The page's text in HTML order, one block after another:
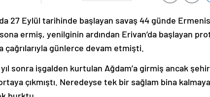
27 Eylül tarihinde başlayan savaş 44 günde
ermiş, yenilginin ardından Erivan’da başlayan
çağrılarıyla günlerce devam etmişti.
sonra işgalden kurtulan Ağdam’a girmiş ancak
çıkmıştı. Neredeyse tek bir sağlam bina